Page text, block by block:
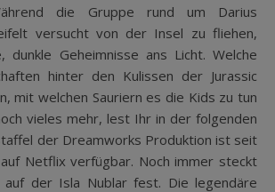
die Gruppe rund um Darius
versucht von der Insel zu fliehen,
dunkle Geheimnisse ans Licht. Welche
hinter den Kulissen der Jurassic
mit welchen Sauriern es die Kids zu tun
vieles mehr, lest Ihr in der folgenden
der Dreamworks Produktion ist seit
Netflix verfügbar. Noch immer steckt
auf der Isla Nublar fest. Die legendäre